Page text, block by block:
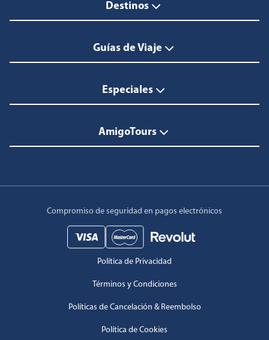
Destinos
Guías de Viaje
Especiales
AmigoTours
Compromiso de seguridad en pagos electrónicos
Política de Privacidad
Términos y Condiciones
Políticas de Cancelación & Reembolso
Política de Cookies